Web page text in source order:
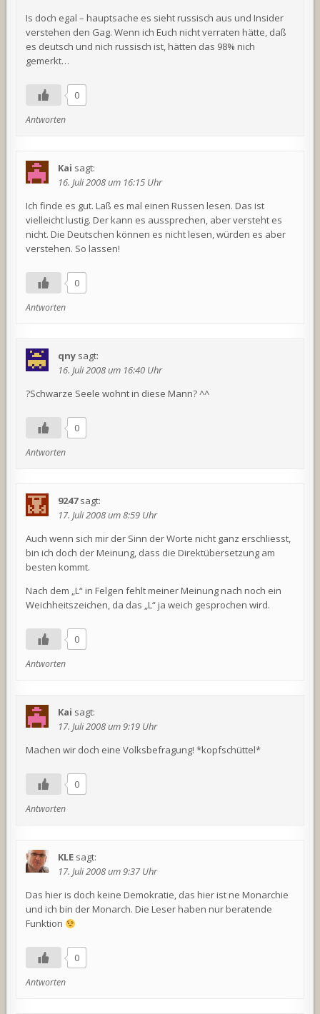
Is doch egal – hauptsache es sieht russisch aus und Insider
verstehen den Gag. Wenn ich Euch nicht verraten hätte, daß
es deutsch und nich russisch ist, hätten das 98% nich
gemerkt…
0
Antworten
Kai sagt:
16. Juli 2008 um 16:15 Uhr
Ich finde es gut. Laß es mal einen Russen lesen. Das ist
vielleicht lustig. Der kann es aussprechen, aber versteht es
nicht. Die Deutschen können es nicht lesen, würden es aber
verstehen. So lassen!
0
Antworten
qny sagt:
16. Juli 2008 um 16:40 Uhr
?Schwarze Seele wohnt in diese Mann? ^^
0
Antworten
9247sagt:
17. Juli 2008 um 8:59 Uhr
Auch wenn sich mir der Sinn der Worte nicht ganz erschliesst,
bin ich doch der Meinung, dass die Direktübersetzung am
besten kommt.
Nach dem „L“ in Felgen fehlt meiner Meinung nach noch ein
Weichheitszeichen, da das „L“ ja weich gesprochen wird.
0
Antworten
Kai sagt:
17. Juli 2008 um 9:19 Uhr
Machen wir doch eine Volksbefragung! *kopfschüttel*
0
Antworten
KLE sagt:
17. Juli 2008 um 9:37 Uhr
Das hier is doch keine Demokratie, das hier ist ne Monarchie
und ich bin der Monarch. Die Leser haben nur beratende
Funktion
0
Antworten